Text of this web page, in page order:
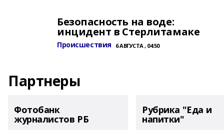
Безопасность на воде:
инцидент в Стерлитамаке
Происшествия 6 АВГУСТА , 04:50
Партнеры
Фотобанк
журналистов РБ
Рубрика "Еда и
напитки"